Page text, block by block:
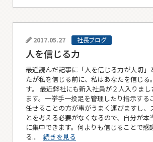
2017.05.27 社長ブログ
人を信じる力
最近読んだ記事に「人を信じる力が大切
たが私を信じる前に、私はあなたを信じ
す。 最近弊社にも新入社員が２人入りま
ます。一挙手一投足を管理したり指示す
任せることの方が事がうまく運びますし
とを考える必要がなくなるので、自分が
に集中できます。何よりも信じることで
る... 続きを見る